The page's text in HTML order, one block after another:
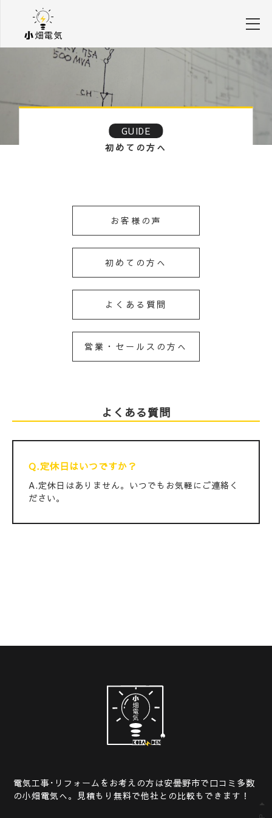
GUIDE
初めての方へ
お客様の声
初めての方へ
よくある質問
営業・セールスの方へ
よくある質問
Q.定休日はいつですか？
A.定休日はありません。いつでもお気軽にご連絡く
ださい。
電気工事･リフォームをお考えの方は安曇野市で口コミ多数
の小畑電気へ。見積もり無料で他社との比較もできます！